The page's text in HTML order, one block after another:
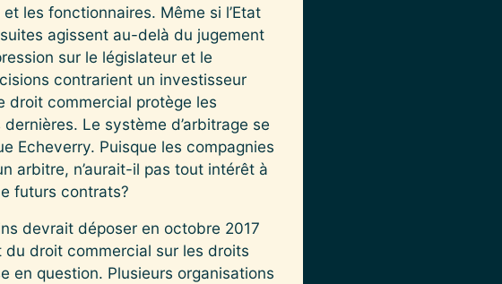
les fonctionnaires. Même si l’Etat
agissent au-delà du jugement
sur le législateur et le
contrarient un investisseur
droit commercial protège les
Le système d’arbitrage se
Echeverry. Puisque les compagnies
arbitre, n’aurait-il pas tout intérêt à
futurs contrats?
devrait déposer en octobre 2017
droit commercial sur les droits
en question. Plusieurs organisations